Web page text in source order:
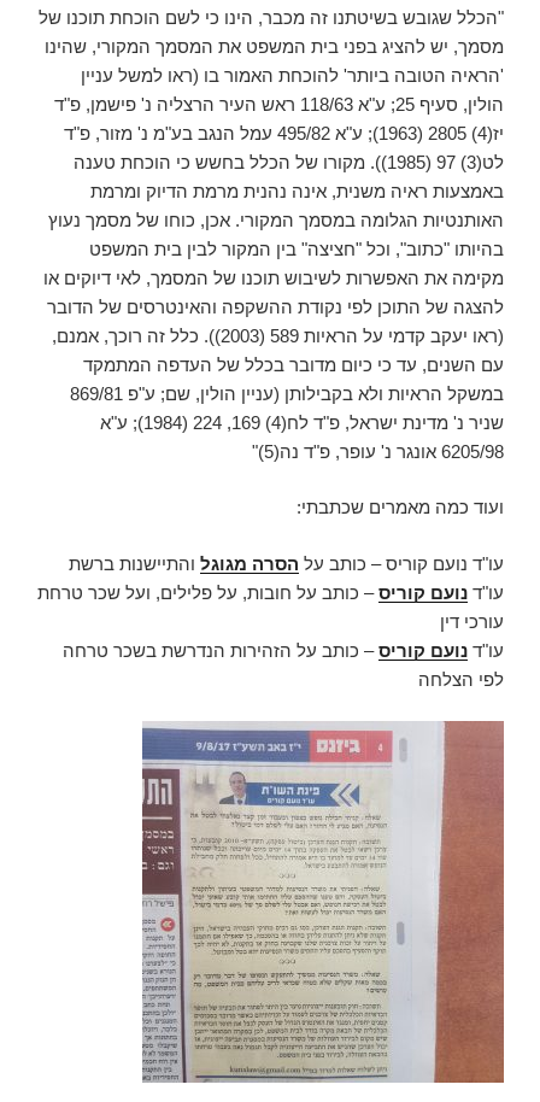
"הכלל שגובש בשיטתנו זה מכבר, הינו כי לשם הוכחת תוכנו של
מסמך, יש להציג בפני בית המשפט את המסמך המקורי, שהינו
'הראיה הטובה ביותר' להוכחת האמור בו (ראו למשל עניין
הולין, סעיף 25; ע"א 118/63 ראש העיר הרצליה נ' פישמן, פ"ד
יז(4) 2805 (1963); ע"א 495/82 עמל הנגב בע"מ נ' מזור, פ"ד
לט(3) 97 (1985)). מקורו של הכלל בחשש כי הוכחת טענה
באמצעות ראיה משנית, אינה נהנית מרמת הדיוק ומרמת
האותנטיות הגלומה במסמך המקורי. אכן, כוחו של מסמך נעוץ
בהיותו "כתוב", וכל "חציצה" בין המקור לבין בית המשפט
מקימה את האפשרות לשיבוש תוכנו של המסמך, לאי דיוקים או
להצגה של התוכן לפי נקודת ההשקפה והאינטרסים של הדובר
(ראו יעקב קדמי על הראיות 589 (2003)). כלל זה רוכך, אמנם,
עם השנים, עד כי כיום מדובר בכלל של העדפה המתמקד
במשקל הראיות ולא בקבילותן (עניין הולין, שם; ע"פ 869/81
שניר נ' מדינת ישראל, פ"ד לח(4) 169, 224 (1984); ע"א
6205/98 אונגר נ' עופר, פ"ד נה(5)"
ועוד כמה מאמרים שכתבתי:
עו"ד נועם קוריס – כותב על הסרה מגוגל והתיישנות ברשת
עו"ד נועם קוריס– כותב על חובות, על פלילים, ועל שכר טרחת
עורכי דין
עו"ד נועם קוריס– כותב על הזהירות הנדרשת בשכר טרחה
לפי הצלחה